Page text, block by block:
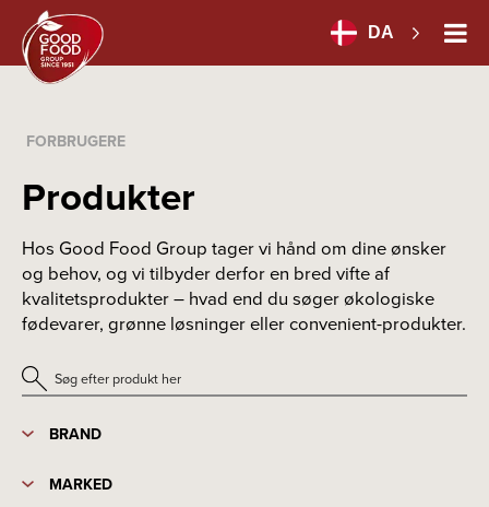
DA
FORBRUGERE
Produkter
Hos Good Food Group tager vi hånd om dine ønsker
og behov, og vi tilbyder derfor en bred vifte af
kvalitetsprodukter – hvad end du søger økologiske
fødevarer, grønne løsninger eller convenient-produkter.
BRAND
MARKED